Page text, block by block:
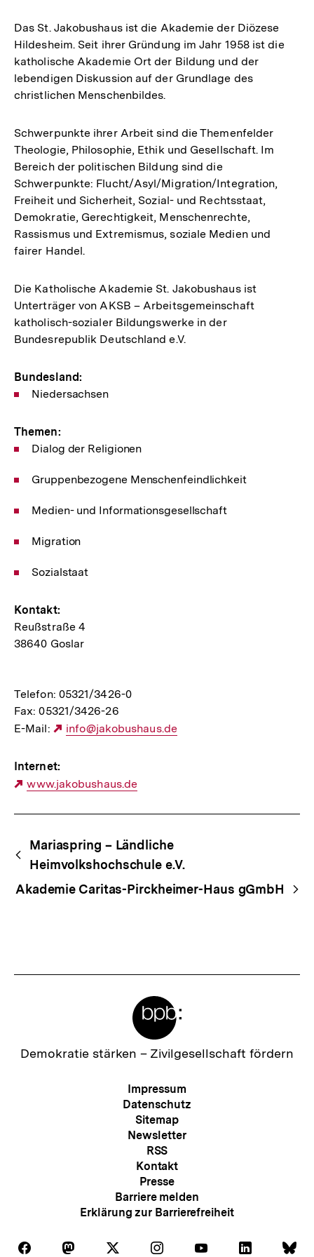
Das St. Jakobushaus ist die Akademie der Diözese
Hildesheim. Seit ihrer Gründung im Jahr 1958 ist die
katholische Akademie Ort der Bildung und der
lebendigen Diskussion auf der Grundlage des
christlichen Menschenbildes.
Schwerpunkte ihrer Arbeit sind die Themenfelder
Theologie, Philosophie, Ethik und Gesellschaft. Im
Bereich der politischen Bildung sind die
Schwerpunkte: Flucht/Asyl/Migration/Integration,
Freiheit und Sicherheit, Sozial- und Rechtsstaat,
Demokratie, Gerechtigkeit, Menschenrechte,
Rassismus und Extremismus, soziale Medien und
fairer Handel.
Die Katholische Akademie St. Jakobushaus ist
Unterträger von AKSB – Arbeitsgemeinschaft
katholisch-sozialer Bildungswerke in der
Bundesrepublik Deutschland e.V.
Bundesland:
Niedersachsen
Themen:
Dialog der Religionen
Gruppenbezogene Menschenfeindlichkeit
Medien- und Informationsgesellschaft
Migration
Sozialstaat
Kontakt:
Reußstraße 4
38640 Goslar
Telefon: 05321/3426-0
Fax: 05321/3426-26
E-Mail:
Externer
info@jakobushaus.de
Internet:
Externer
www.jakobushaus.de
Begriffsnavigation
Content-
Navigation
Mariaspring – Ländliche
Heimvolkshochschule e.V.
Akademie Caritas-Pirckheimer-Haus gGmbH
Zur
Demokratie stärken – Zivilgesellschaft fördern
Meta-
Navigation
Impressum
Datenschutz
Sitemap
Newsletter
RSS
Kontakt
Presse
Barriere melden
Erklärung zur Barrierefreiheit
Auf
Auf